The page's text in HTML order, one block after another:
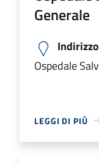
Generale
Indirizzo
Ospedale
LEGGI DI PIÙ